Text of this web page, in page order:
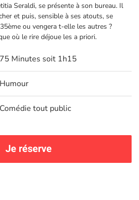
Seraldi, se présente à son bureau. Il
et puis, sensible à ses atouts, se
ou vengera t-elle les autres ?
où le rire déjoue les a priori.
75 Minutes soit 1h15
Humour
Comédie tout public
Je réserve